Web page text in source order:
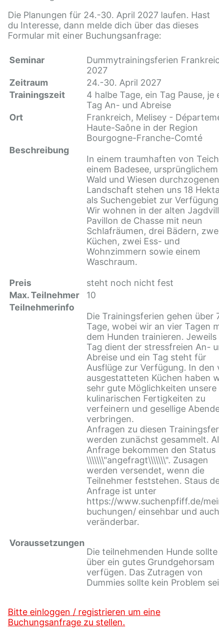
Die Planungen für 24.-30. April 2027 laufen. Hast
du Interesse, dann melde dich über das dieses
Formular mit einer Buchungsanfrage:
Seminar
Dummytrainingsferien
2027
Zeitraum
24.-30. April 2027
Trainingszeit
4 halbe Tage, ein Tag Pause, je
Tag An- und Abreise
Ort
Frankreich, Melisey -
Haute-Saône in der Region
Bourgogne-Franche-Comté
Beschreibung
In einem traumhaften von
einem Badesee, ursprünglichem
Wald und Wiesen durchzogenen
Landschaft stehen uns 18
als Suchengebiet zur
Wir wohnen in der alten
Pavillon de Chasse mit neun
Schlafräumen, drei Bädern,
Küchen, zwei Ess- und
Wohnzimmern sowie einem
Waschraum.
Preis
steht noch nicht fest
Max. Teilnehmer
10
Teilnehmerinfo
Die Trainingsferien gehen über
Tage, wobei wir an vier Tagen
dem Hunden trainieren. Jeweils
Tag dient der stressfreien An-
Abreise und ein Tag steht für
Ausflüge zur Verfügung. In den
ausgestatteten Küchen haben
sehr gute Möglichkeiten unsere
kulinarischen Fertigkeiten zu
verfeinern und gesellige
verbringen.
Anfragen zu diesen
werden zunächst gesammelt.
Anfrage bekommen den Status
\\\\\\\"angefragt\\\\\\\". Zusagen
werden versendet, wenn die
Teilnehmer feststehen. Staus
Anfrage ist unter
https://www.suchenpfiff.de/
buchungen/ einsehbar und auch
veränderbar.
Voraussetzungen
Die teilnehmenden Hunde sollte
über ein gutes Grundgehorsam
verfügen. Das Zutragen von
Dummies sollte kein Problem
Bitte einloggen / registrieren um eine
Buchungsanfrage zu stellen.